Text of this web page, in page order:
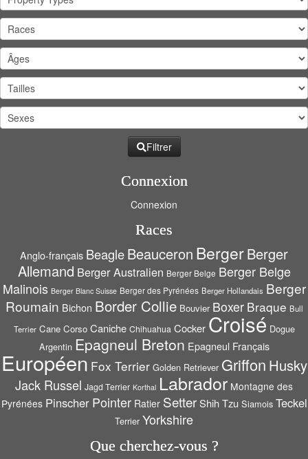
Filtrer
Connexion
Connexion
Races
Anglo-français BeagleBeauceron BergerBerger
Allemand Berger Australien Berger Belge Berger Belge
Malinois Berger Blanc Suisse Berger des Pyrénées Berger Hollandais Berger
Roumain Bichon Border Collie Bouvier Boxer Braque Bull
Terrier Cane Corso Caniche Chihuahua Cocker Croisé Dogue
Argentin Epagneul Breton Epagneul Français
Européen Fox Terrier Golden Retriever Griffon Husky
Jack Russel Jagd Terrier Korthal Labrador Montagne des
Pyrénées Pinscher Pointer Ratier Setter Shih Tzu Siamois Teckel
Terrier Yorkshire
Que cherchez-vous ?